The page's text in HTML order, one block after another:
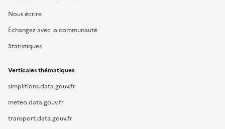
Nous écrire
Échangez avec la communauté
Statistiques
Verticales thématiques
simplifions.data.gouv.fr
meteo.data.gouv.fr
transport.data.gouv.fr